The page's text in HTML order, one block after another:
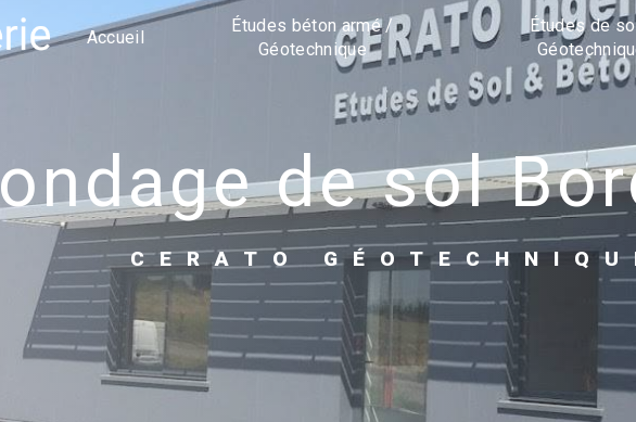
Accueil
Études béton armé /
Géotechnique
Études de
sondage de sol
CERATO